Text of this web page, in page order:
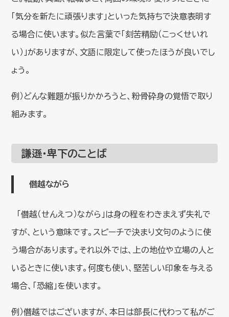
「気分を新たに頑張ります」といった気持ちで決意表明す
る場合に使います。似た言葉で「刻苦精励（こっくせいれ
い）」がありますが、文語に限定して使ったほうが良いでし
ょう。
例）どんな難題が振りかかろうと、粉骨砕身の覚悟で取り
組みます。
謙遜・卑下のことば
僭越ながら
「僭越（せんえつ）ながら」は身の程をわきまえず失礼で
すが、という意味です。スピーチで決まり文句のように使
う場合があります。それ以外では、上の地位や立場の人と
いるときに使います。何度も使い、堅苦しい印象を与える
場合、「恐縮」を使います。
例）僭越ではございますが、本日は部長に代わって私がご